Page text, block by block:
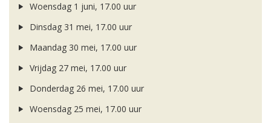
Woensdag 1 juni, 17.00 uur
Dinsdag 31 mei, 17.00 uur
Maandag 30 mei, 17.00 uur
Vrijdag 27 mei, 17.00 uur
Donderdag 26 mei, 17.00 uur
Woensdag 25 mei, 17.00 uur